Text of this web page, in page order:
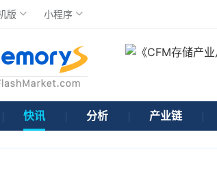
版 小程序
快讯 分析 产业链